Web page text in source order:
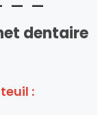
dentaire
: